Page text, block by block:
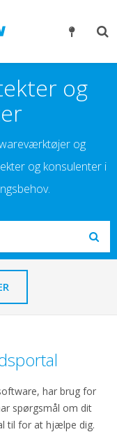
Slå
til/
og
og
og konsulenter i
har brug for
spørgsmål om dit
til for at hjælpe dig.